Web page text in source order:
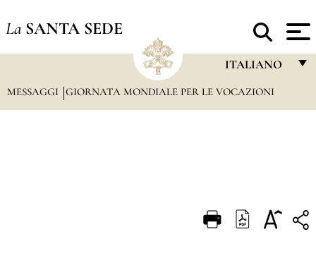
La SANTA SEDE
ITALIANO
FRANÇAIS
DEUTSCH
MESSAGGI GIORNATA MONDIALE PER LE VOCAZIONI